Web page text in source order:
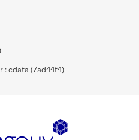
: cdata (7ad44f4)